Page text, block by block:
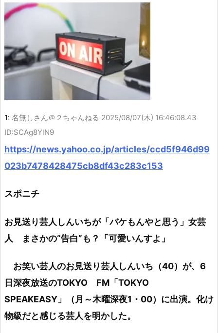
1: 名無しさん＠２ちゃんねる 2025/08/07(木) 16:46:08.43
ID:SCAg8YlN9
https://news.yahoo.co.jp/articles/ccd5f946d99
023b7478428475cb8df43c283c153
スポニチ
お見送り芸人しんいちが「バケもんやと思う」女芸
人 まさかの“告白”も？「可愛いんすよ」
お笑い芸人のお見送り芸人しんいち（40）が、6
日深夜放送のTOKYO FM「TOKYO
SPEAKEASY」（月～木曜深夜1・00）に出演。化け
物級だと感じる芸人を明かした。